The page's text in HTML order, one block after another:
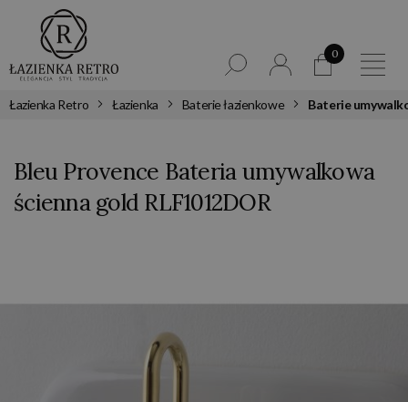
0
Łazienka Retro Łazienka Baterie łazienkowe Baterie
Bleu Provence Bateria umywalkowa
ścienna gold RLF1012DOR